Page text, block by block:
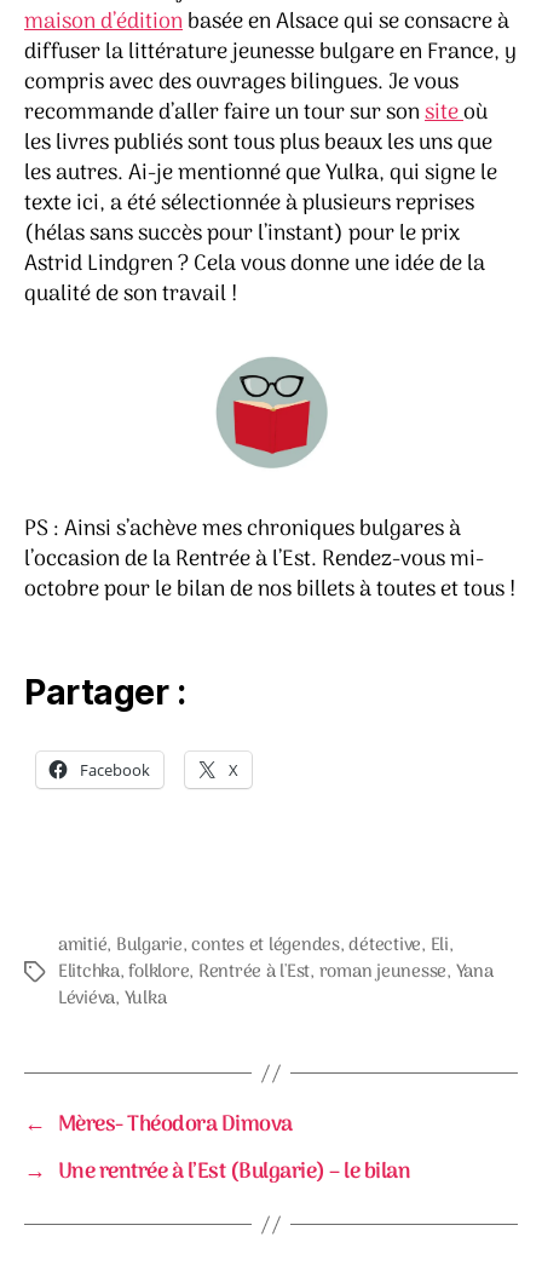
maison d’éditionbasée en Alsace qui se consacre à
diffuser la littérature jeunesse bulgare en France, y
compris avec des ouvrages bilingues. Je vous
recommande d’aller faire un tour sur sonsiteoù
les livres publiés sont tous plus beaux les uns que
les autres. Ai-je mentionné que Yulka, qui signe le
texte ici, a été sélectionnée à plusieurs reprises
(hélas sans succès pour l’instant) pour le prix
Astrid Lindgren ? Cela vous donne une idée de la
qualité de son travail !
PS : Ainsi s’achève mes chroniques bulgares à
l’occasion de la Rentrée à l’Est. Rendez-vous mi-
octobre pour le bilan de nos billets à toutes et tous !
Partager :
Facebook X
Étiquettes
amitié, Bulgarie,contes et légendes,détective, Eli,
Elitchka,folklore, Rentrée à l'Est, roman jeunesse, Yana
Léviéva, Yulka
← Mères- Théodora Dimova
→ Une rentrée à l’Est (Bulgarie) – le bilan